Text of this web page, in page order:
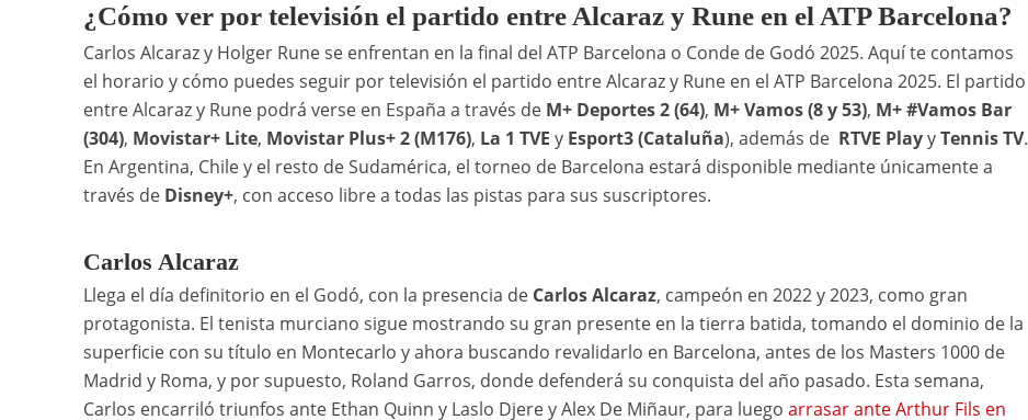
¿Cómo ver por televisión el partido entre Alcaraz y Rune en el ATP Barcelona?
Carlos Alcaraz y Holger Rune se enfrentan en la final del ATP Barcelona o Conde de Godó 2025. Aquí te contamos
el horario y cómo puedes seguir por televisión el partido entre Alcaraz y Rune en el ATP Barcelona 2025. El partido
entre Alcaraz y Rune podrá verse en España a través de M+ Deportes 2 (64), M+ Vamos (8 y 53), M+ #Vamos Bar
(304), Movistar+ Lite, Movistar Plus+ 2 (M176), La 1 TVE y Esport3 (Cataluña), además de RTVE PlayyTennis TV.
En Argentina, Chile y el resto de Sudamérica, el torneo de Barcelona estará disponible mediante únicamente a
través de Disney+, con acceso libre a todas las pistas para sus suscriptores.
Carlos Alcaraz
Llega el día definitorio en el Godó, con la presencia de Carlos Alcaraz, campeón en 2022 y 2023, como gran
protagonista. El tenista murciano sigue mostrando su gran presente en la tierra batida, tomando el dominio de la
superficie con su título en Montecarlo y ahora buscando revalidarlo en Barcelona, antes de los Masters 1000 de
Madrid y Roma, y por supuesto, Roland Garros, donde defenderá su conquista del año pasado. Esta semana,
Carlos encarriló triunfos ante Ethan Quinn y Laslo Djere y Alex De Miñaur, para luego arrasar ante Arthur Fils en